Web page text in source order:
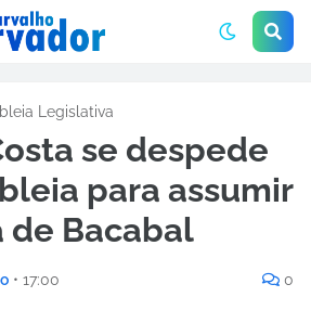
Legislativa
se despede
para assumir
de Bacabal
• 17:00 0